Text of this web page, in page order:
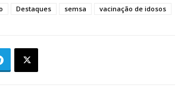
Destaques semsa vacinação de idosos